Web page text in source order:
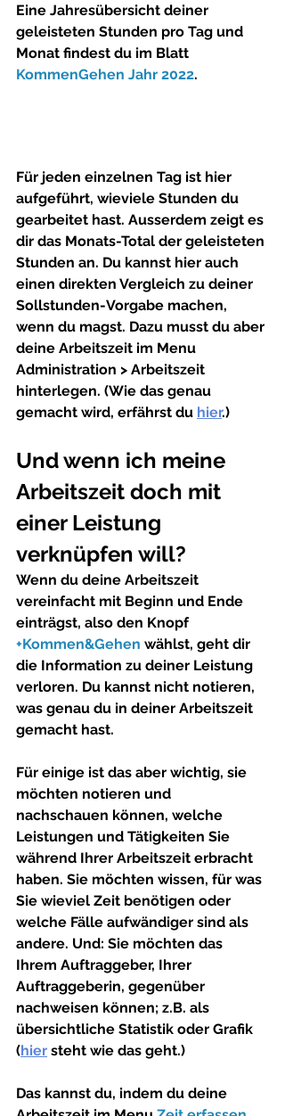
Eine Jahresübersicht deiner
geleisteten Stunden pro Tag und
Monat findest du im Blatt
KommenGehen Jahr 2022.
Für jeden einzelnen Tag ist hier
aufgeführt, wieviele Stunden du
gearbeitet hast. Ausserdem zeigt es
dir das Monats-Total der geleisteten
Stunden an. Du kannst hier auch
einen direkten Vergleich zu deiner
Sollstunden-Vorgabe machen,
wenn du magst. Dazu musst du aber
deine Arbeitszeit im Menu
Administration > Arbeitszeit
hinterlegen. (Wie das genau
gemacht wird, erfährst du hier.)
Und wenn ich meine
Arbeitszeit doch mit
einer Leistung
verknüpfen will?
Wenn du deine Arbeitszeit
vereinfacht mit Beginn und Ende
einträgst, also den Knopf
+Kommen&Gehen wählst, geht dir
die Information zu deiner Leistung
verloren. Du kannst nicht notieren,
was genau du in deiner Arbeitszeit
gemacht hast.
Für einige ist das aber wichtig, sie
möchten notieren und
nachschauen können, welche
Leistungen und Tätigkeiten Sie
während Ihrer Arbeitszeit erbracht
haben. Sie möchten wissen, für was
Sie wieviel Zeit benötigen oder
welche Fälle aufwändiger sind als
andere. Und: Sie möchten das
Ihrem Auftraggeber, Ihrer
Auftraggeberin, gegenüber
nachweisen können; z.B. als
übersichtliche Statistik oder Grafik
(hier steht wie das geht.)
Das kannst du, indem du deine